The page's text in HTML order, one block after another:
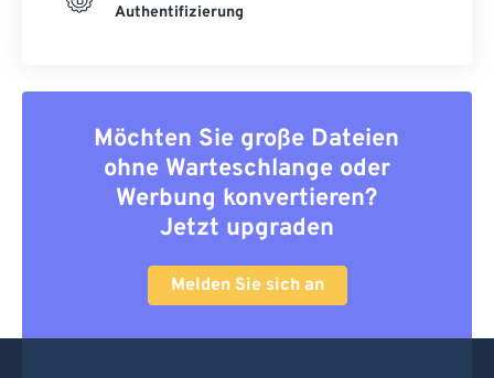
Authentifizierung
Möchten Sie große Dateien
ohne Warteschlange oder
Werbung konvertieren?
Jetzt upgraden
Melden Sie sich an